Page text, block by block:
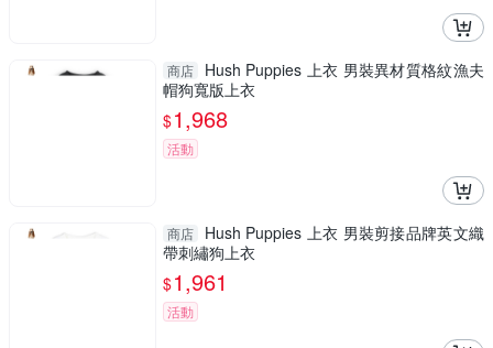
商店
Hush Puppies 上衣 男裝異材質格紋漁夫
帽狗寬版上衣
$1,968
活動
商店
Hush Puppies 上衣 男裝剪接品牌英文織
帶刺繡狗上衣
$1,961
活動